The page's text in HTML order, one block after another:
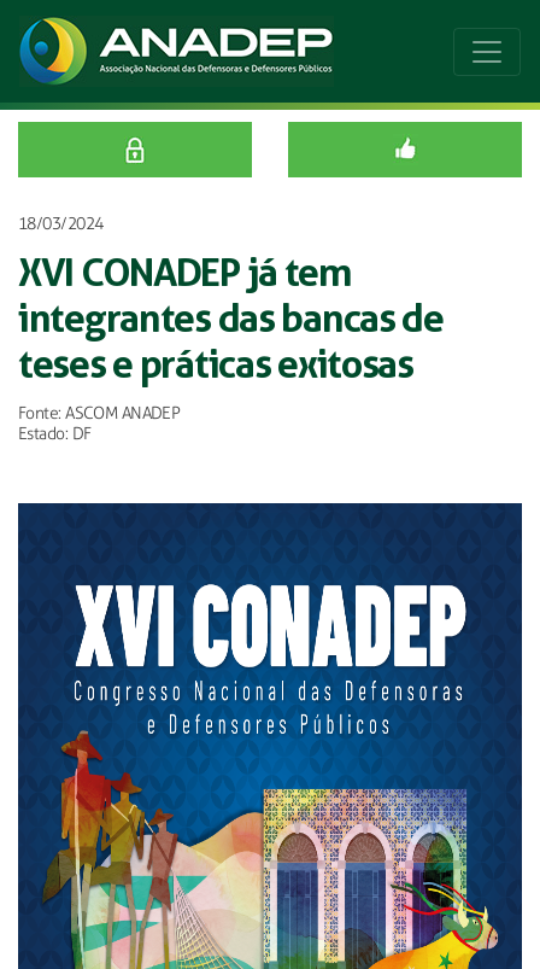
18/03/2024
XVI CONADEP já tem
integrantes das bancas de
teses e práticas exitosas
Fonte: ASCOM ANADEP
Estado: DF